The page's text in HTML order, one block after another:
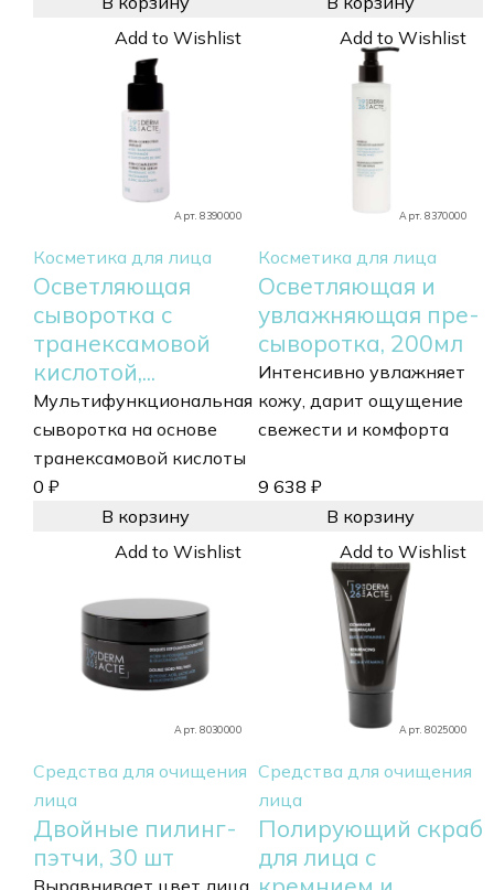
Арт. 8390000
Add to Wishlist
Косметика для лица
Осветляющая
сыворотка с
транексамовой
кислотой,...
Мультифункциональная
сыворотка на основе
транексамовой кислоты
0 ₽
В корзину
Арт. 8370000
Add to Wishlist
Косметика для лица
Осветляющая и
увлажняющая пре-
сыворотка, 200мл
Интенсивно увлажняет
кожу, дарит ощущение
свежести и комфорта
9 638 ₽
В корзину
Арт. 8030000
Add to Wishlist
Средства для очищения
лица
Двойные пилинг-
пэтчи, 30 шт
Арт. 8025000
Add to Wishlist
Средства для очищения
лица
Полирующий скраб
для лица с